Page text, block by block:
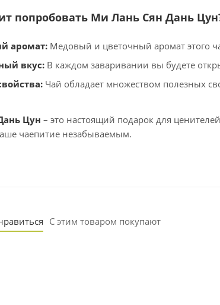
попробовать Ми Лань Сян Дань
аромат: Медовый и цветочный аромат этого
вкус: В каждом заваривании вы будете
Чай обладает множеством полезных
Цун – это настоящий подарок для
чаепитие незабываемым.
С этим товаром покупают